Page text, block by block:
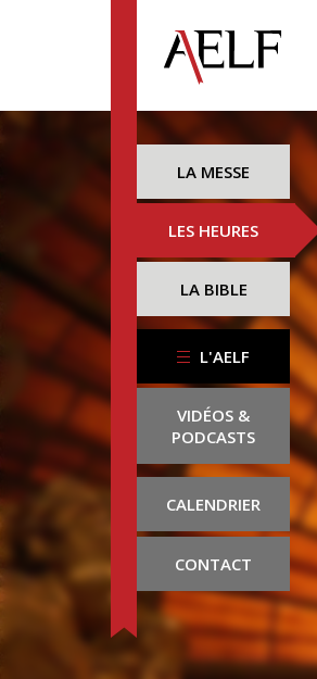
LA MESSE
LES HEURES
LA BIBLE
L'AELF
VIDÉOS &
PODCASTS
CALENDRIER
CONTACT